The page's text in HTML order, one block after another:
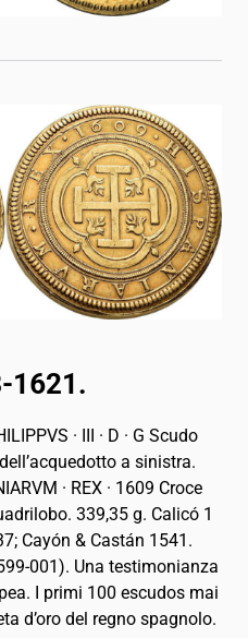
1621.
· III · D · G Scudo
a sinistra.
· REX · 1609 Croce
339,35 g. Calicó 1
Cayón & Castán 1541.
001). Una testimonianza
I primi 100 escudos mai
d’oro del regno spagnolo.